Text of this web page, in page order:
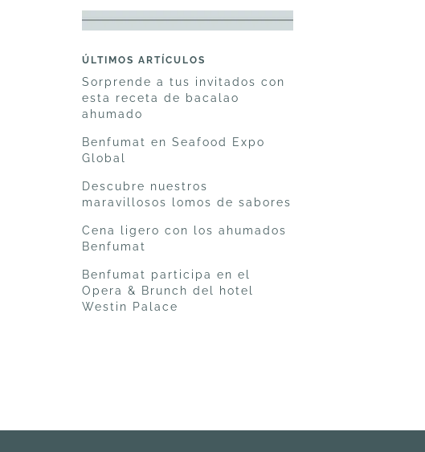
ÚLTIMOS ARTÍCULOS
Sorprende a tus invitados con
esta receta de bacalao
ahumado
Benfumat en Seafood Expo
Global
Descubre nuestros
maravillosos lomos de sabores
Cena ligero con los ahumados
Benfumat
Benfumat participa en el
Opera & Brunch del hotel
Westin Palace